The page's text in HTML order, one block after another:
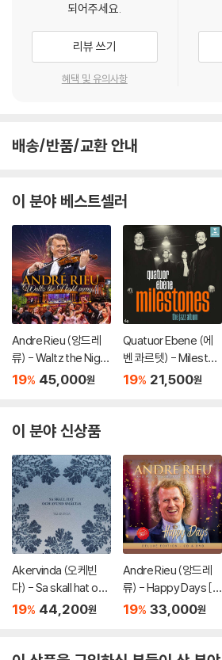
되어주세요.
리뷰 쓰기
혜택 및 유의사항
배송/반품/교환 안내
이 분야 베스트셀러
Andre Rieu (앙드레
류) - Waltz the Night
Away! [DVD]
19% 45,000원
Quatuor Ebene (에
벤 콰르텟) - Mileston
es
19% 21,500원
이 분야 신상품
Akervinda (오케빈
다) - Sa skall hat och
avund smaltas [LP]
19% 44,200원
Andre Rieu (앙드레
류) - Happy Days [C
D + DVD]
19% 33,000원